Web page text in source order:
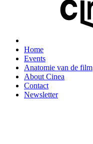
Home
Events
Anatomie van de film
About Cinea
Contact
Newsletter